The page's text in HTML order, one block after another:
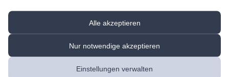
Alle akzeptieren
Nur notwendige akzeptieren
Einstellungen verwalten
Wir sind weder verpflichtet noch bereit, an einem
Streitbeilegungsverfahren vor einer Verbraucherschlichtungsstelle
Wir sind für unsere Inhalte verantwortlich. Alle Inhalte werden mit